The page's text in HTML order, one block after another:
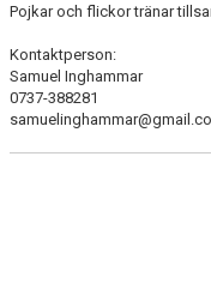
Pojkar och flickor tränar
Kontaktperson:
Samuel Inghammar
0737-388281